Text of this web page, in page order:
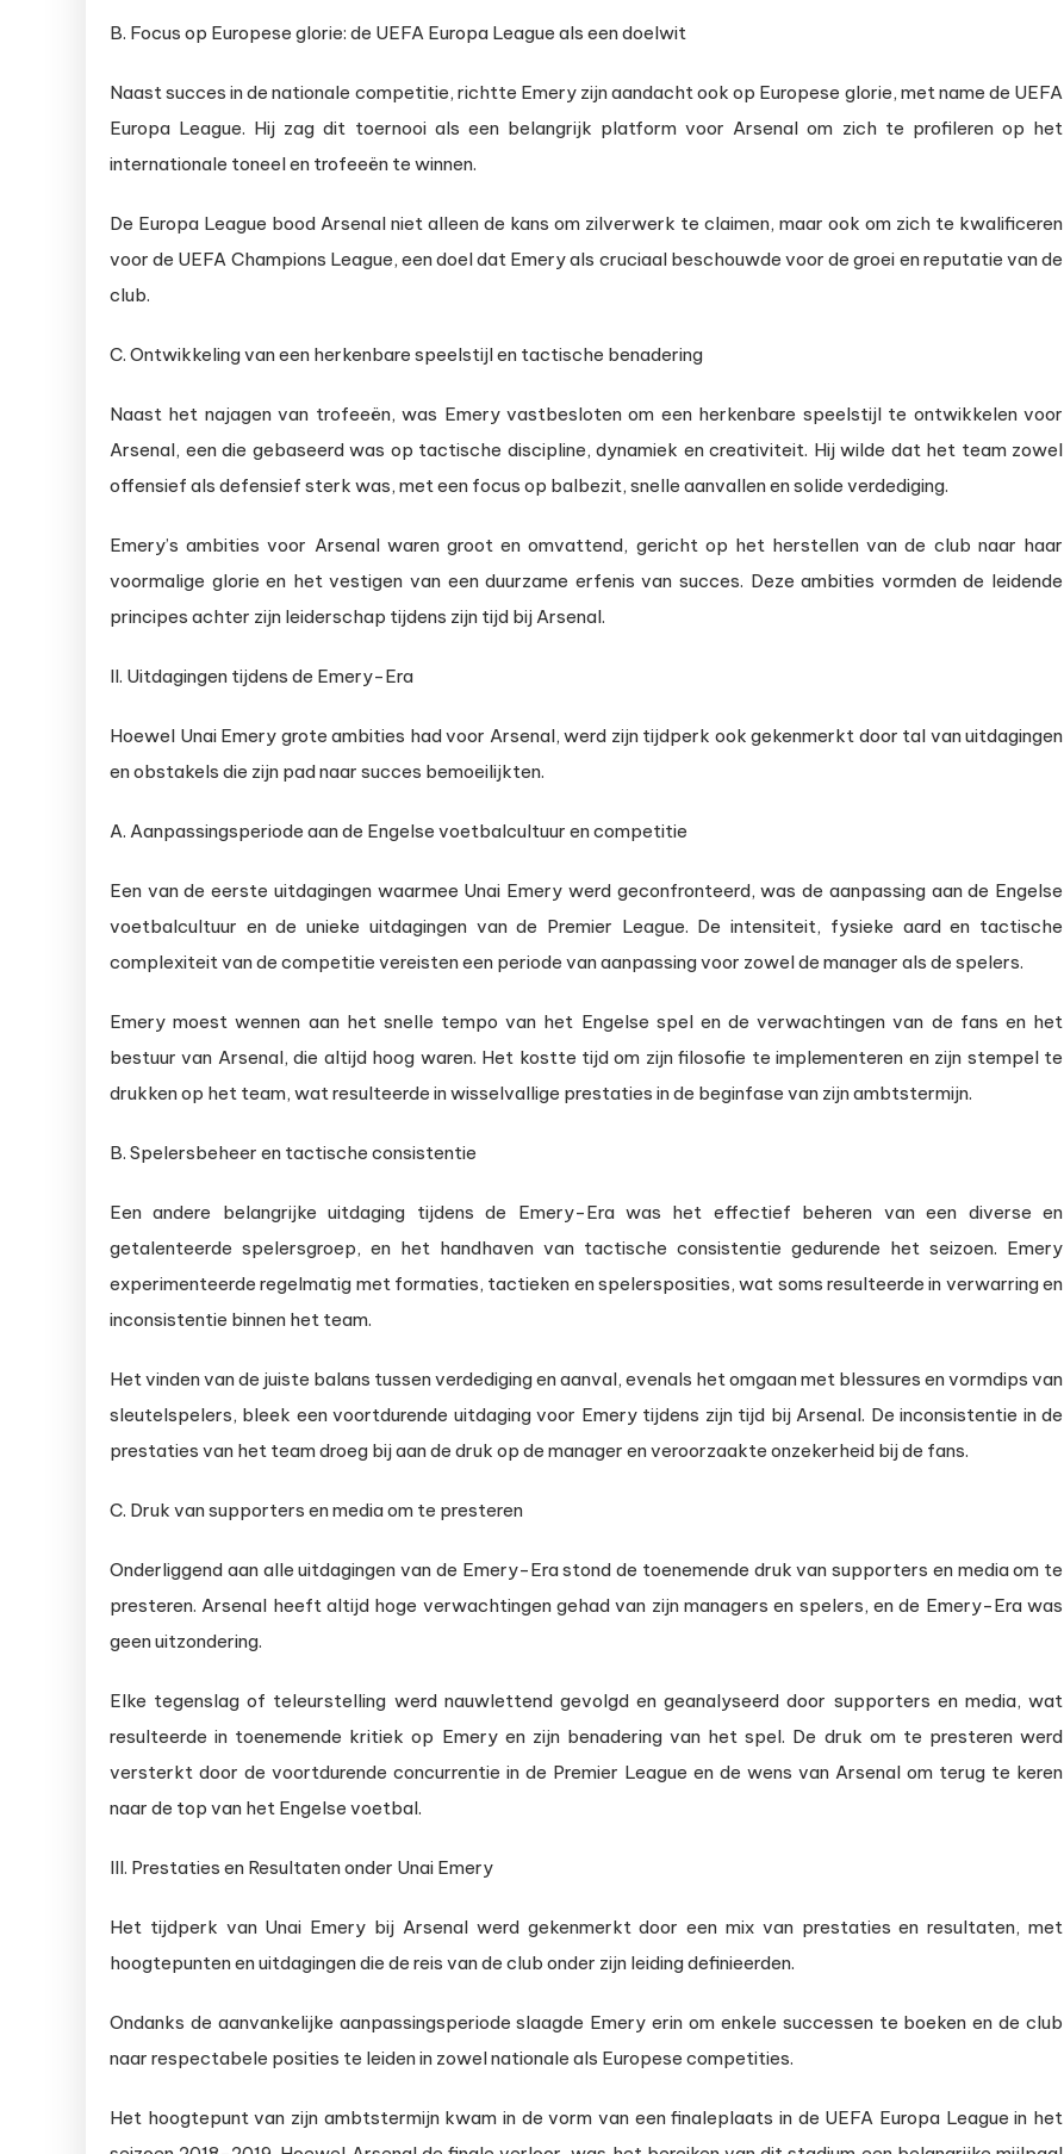
B. Focus op Europese glorie: de UEFA Europa League als een doelwit
Naast succes in de nationale competitie, richtte Emery zijn aandacht ook op Europese glorie, met name de UEFA
Europa League. Hij zag dit toernooi als een belangrijk platform voor Arsenal om zich te profileren op het
internationale toneel en trofeeën te winnen.
De Europa League bood Arsenal niet alleen de kans om zilverwerk te claimen, maar ook om zich te kwalificeren
voor de UEFA Champions League, een doel dat Emery als cruciaal beschouwde voor de groei en reputatie van de
club.
C. Ontwikkeling van een herkenbare speelstijl en tactische benadering
Naast het najagen van trofeeën, was Emery vastbesloten om een herkenbare speelstijl te ontwikkelen voor
Arsenal, een die gebaseerd was op tactische discipline, dynamiek en creativiteit. Hij wilde dat het team zowel
offensief als defensief sterk was, met een focus op balbezit, snelle aanvallen en solide verdediging.
Emery’s ambities voor Arsenal waren groot en omvattend, gericht op het herstellen van de club naar haar
voormalige glorie en het vestigen van een duurzame erfenis van succes. Deze ambities vormden de leidende
principes achter zijn leiderschap tijdens zijn tijd bij Arsenal.
II. Uitdagingen tijdens de Emery-Era
Hoewel Unai Emery grote ambities had voor Arsenal, werd zijn tijdperk ook gekenmerkt door tal van uitdagingen
en obstakels die zijn pad naar succes bemoeilijkten.
A. Aanpassingsperiode aan de Engelse voetbalcultuur en competitie
Een van de eerste uitdagingen waarmee Unai Emery werd geconfronteerd, was de aanpassing aan de Engelse
voetbalcultuur en de unieke uitdagingen van de Premier League. De intensiteit, fysieke aard en tactische
complexiteit van de competitie vereisten een periode van aanpassing voor zowel de manager als de spelers.
Emery moest wennen aan het snelle tempo van het Engelse spel en de verwachtingen van de fans en het
bestuur van Arsenal, die altijd hoog waren. Het kostte tijd om zijn filosofie te implementeren en zijn stempel te
drukken op het team, wat resulteerde in wisselvallige prestaties in de beginfase van zijn ambtstermijn.
B. Spelersbeheer en tactische consistentie
Een andere belangrijke uitdaging tijdens de Emery-Era was het effectief beheren van een diverse en
getalenteerde spelersgroep, en het handhaven van tactische consistentie gedurende het seizoen. Emery
experimenteerde regelmatig met formaties, tactieken en spelersposities, wat soms resulteerde in verwarring en
inconsistentie binnen het team.
Het vinden van de juiste balans tussen verdediging en aanval, evenals het omgaan met blessures en vormdips van
sleutelspelers, bleek een voortdurende uitdaging voor Emery tijdens zijn tijd bij Arsenal. De inconsistentie in de
prestaties van het team droeg bij aan de druk op de manager en veroorzaakte onzekerheid bij de fans.
C. Druk van supporters en media om te presteren
Onderliggend aan alle uitdagingen van de Emery-Era stond de toenemende druk van supporters en media om te
presteren. Arsenal heeft altijd hoge verwachtingen gehad van zijn managers en spelers, en de Emery-Era was
geen uitzondering.
Elke tegenslag of teleurstelling werd nauwlettend gevolgd en geanalyseerd door supporters en media, wat
resulteerde in toenemende kritiek op Emery en zijn benadering van het spel. De druk om te presteren werd
versterkt door de voortdurende concurrentie in de Premier League en de wens van Arsenal om terug te keren
naar de top van het Engelse voetbal.
III. Prestaties en Resultaten onder Unai Emery
Het tijdperk van Unai Emery bij Arsenal werd gekenmerkt door een mix van prestaties en resultaten, met
hoogtepunten en uitdagingen die de reis van de club onder zijn leiding definieerden.
Ondanks de aanvankelijke aanpassingsperiode slaagde Emery erin om enkele successen te boeken en de club
naar respectabele posities te leiden in zowel nationale als Europese competities.
Het hoogtepunt van zijn ambtstermijn kwam in de vorm van een finaleplaats in de UEFA Europa League in het